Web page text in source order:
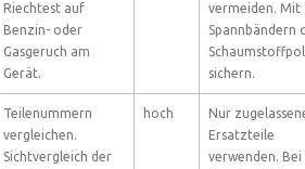
Riechtest auf
Benzin- oder
Gasgeruch am
Gerät.
vermeiden. Mit
Spannbändern
sichern.
Teilenummern
vergleichen.
Sichtvergleich der
hoch
Nur
Ersatzteile
verwenden. Bei